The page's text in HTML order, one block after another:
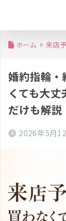
ホーム 来店
婚約指輪・
くても大
だけも解説
2026年5月